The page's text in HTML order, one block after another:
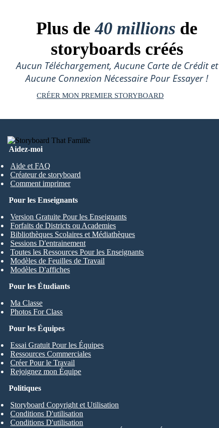
Plus de40 millions de
storyboards créés
Aucun Téléchargement, Aucune Carte de Crédit et
Aucune Connexion Nécessaire Pour Essayer !
CRÉER MON PREMIER STORYBOARD
Aidez-moi
Aide et FAQ
Créateur de storyboard
Comment imprimer
Pour les Étudiants
Ma Classe
Photos For Class
Pour les Enseignants
Version Gratuite Pour les Enseignants
Forfaits de Districts ou Academies
Bibliothèques Scolaires et Médiathèques
Sessions D'entrainement
Toutes les Ressources Pour les Enseignants
Modèles de Feuilles de Travail
Modèles D'affiches
Pour les Équipes
Essai Gratuit Pour les Équipes
Ressources Commerciales
Créer Pour le Travail
Rejoignez mon Équipe
Politiques
Storyboard Copyright et Utilisation
Conditions D'utilisation
Conditions D'utilisation